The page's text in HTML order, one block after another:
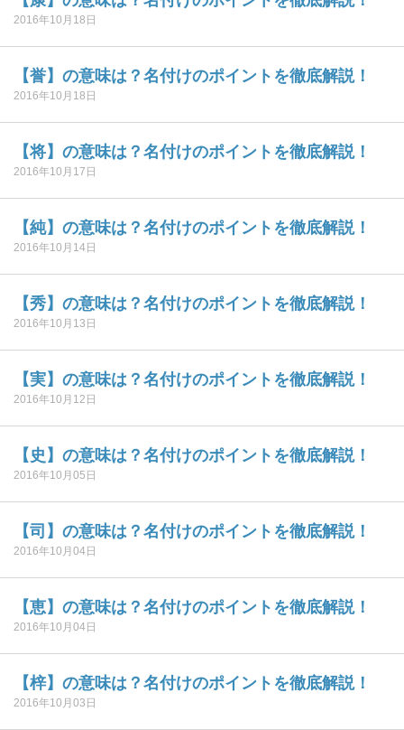
2016年10月18日
【誉】の意味は？名付けのポイントを徹底解説！
2016年10月18日
【将】の意味は？名付けのポイントを徹底解説！
2016年10月17日
【純】の意味は？名付けのポイントを徹底解説！
2016年10月14日
【秀】の意味は？名付けのポイントを徹底解説！
2016年10月13日
【実】の意味は？名付けのポイントを徹底解説！
2016年10月12日
【史】の意味は？名付けのポイントを徹底解説！
2016年10月05日
【司】の意味は？名付けのポイントを徹底解説！
2016年10月04日
【恵】の意味は？名付けのポイントを徹底解説！
2016年10月04日
【梓】の意味は？名付けのポイントを徹底解説！
2016年10月03日